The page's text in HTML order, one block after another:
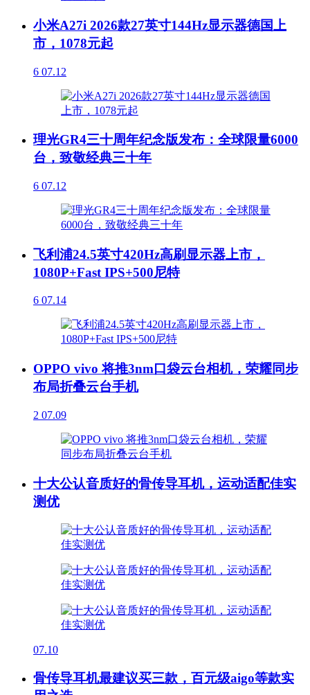
小米A27i 2026款27英寸144Hz显示器德国上
市，1078元起
6 07.12
理光GR4三十周年纪念版发布：全球限量6000
台，致敬经典三十年
6 07.12
飞利浦24.5英寸420Hz高刷显示器上市，
1080P+Fast IPS+500尼特
6 07.14
OPPO vivo 将推3nm口袋云台相机，荣耀同步
布局折叠云台手机
2 07.09
十大公认音质好的骨传导耳机，运动适配佳实
测优
07.10
骨传导耳机最建议买三款，百元级aigo等款实